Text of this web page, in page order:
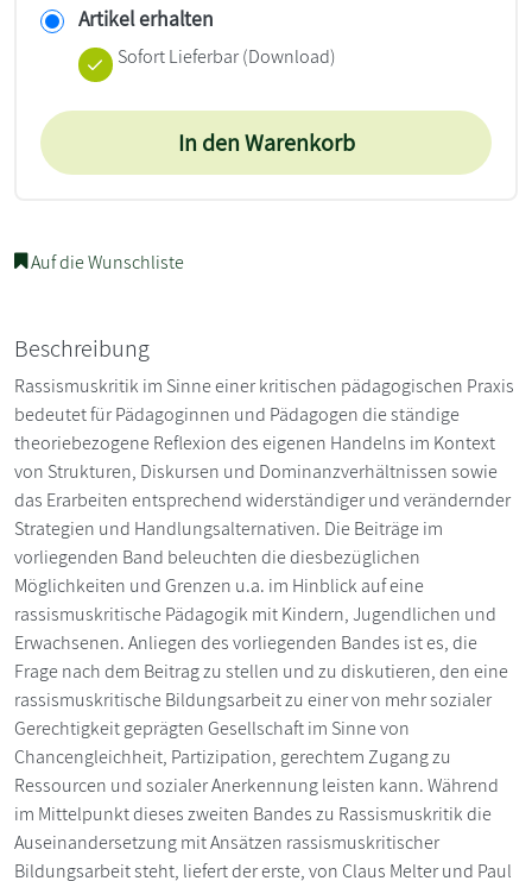
Artikel erhalten
Sofort Lieferbar (Download)
In den Warenkorb
Auf die Wunschliste
Beschreibung
Rassismuskritik im Sinne einer kritischen pädagogischen Praxis
bedeutet für Pädagoginnen und Pädagogen die ständige
theoriebezogene Reflexion des eigenen Handelns im Kontext
von Strukturen, Diskursen und Dominanzverhältnissen sowie
das Erarbeiten entsprechend widerständiger und verändernder
Strategien und Handlungsalternativen. Die Beiträge im
vorliegenden Band beleuchten die diesbezüglichen
Möglichkeiten und Grenzen u.a. im Hinblick auf eine
rassismuskritische Pädagogik mit Kindern, Jugendlichen und
Erwachsenen. Anliegen des vorliegenden Bandes ist es, die
Frage nach dem Beitrag zu stellen und zu diskutieren, den eine
rassismuskritische Bildungsarbeit zu einer von mehr sozialer
Gerechtigkeit geprägten Gesellschaft im Sinne von
Chancengleichheit, Partizipation, gerechtem Zugang zu
Ressourcen und sozialer Anerkennung leisten kann. Während
im Mittelpunkt dieses zweiten Bandes zu Rassismuskritik die
Auseinandersetzung mit Ansätzen rassismuskritischer
Bildungsarbeit steht, liefert der erste, von Claus Melter und Paul